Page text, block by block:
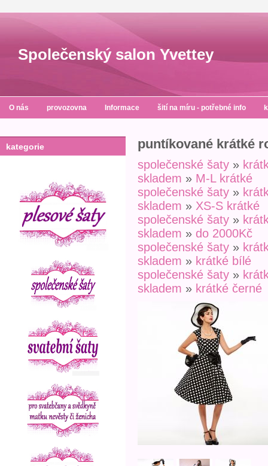
Společenský salon Yvettey
O nás provozovna Informace šití na míru - potřebné info
kategorie puntíkované krátké
společenské šaty »
skladem » M-L krátké
společenské šaty »
skladem » XS-S krátké
společenské šaty »
skladem » do 2000Kč
společenské šaty »
skladem » krátké bílé
společenské šaty »
skladem » krátké černé